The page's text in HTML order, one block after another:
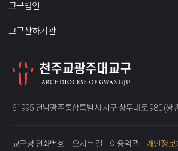
교구법인
교구산하기관
61995 전남광주통합특별시 서구 상무대로 980 (쌍
교구청 전화번호 오시는 길 이용약관 개인정보